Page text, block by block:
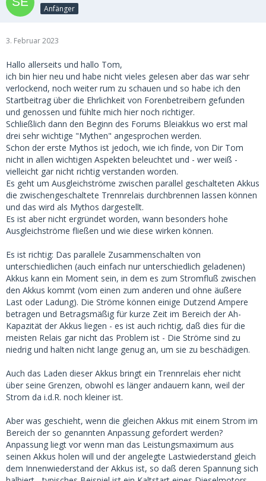
Anfänger
3. Februar 2023
Hallo allerseits und hallo Tom,
ich bin hier neu und habe nicht vieles gelesen aber das war sehr
verlockend, noch weiter rum zu schauen und so habe ich den
Startbeitrag über die Ehrlichkeit von Forenbetreibern gefunden
und genossen und fühlte mich hier noch richtiger.
Schließlich dann den Beginn des Forums Bleiakkus wo erst mal
drei sehr wichtige "Mythen" angesprochen werden.
Schon der erste Mythos ist jedoch, wie ich finde, von Dir Tom
nicht in allen wichtigen Aspekten beleuchtet und - wer weiß -
vielleicht gar nicht richtig verstanden worden.
Es geht um Ausgleichströme zwischen parallel geschalteten Akkus
die zwischengeschaltete Trennrelais durchbrennen lassen können
und das wird als Mythos dargestellt.
Es ist aber nicht ergründet worden, wann besonders hohe
Ausgleichströme fließen und wie diese wirken können.
Es ist richtig: Das parallele Zusammenschalten von
unterschiedlichen (auch einfach nur unterschiedlich geladenen)
Akkus kann ein Moment sein, in dem es zum Stromfluß zwischen
den Akkus kommt (vom einen zum anderen und ohne äußere
Last oder Ladung). Die Ströme können einige Dutzend Ampere
betragen und Betragsmäßig für kurze Zeit im Bereich der Ah-
Kapazität der Akkus liegen - es ist auch richtig, daß dies für die
meisten Relais gar nicht das Problem ist - Die Ströme sind zu
niedrig und halten nicht lange genug an, um sie zu beschädigen.
Auch das Laden dieser Akkus bringt ein Trennrelais eher nicht
über seine Grenzen, obwohl es länger andauern kann, weil der
Strom da i.d.R. noch kleiner ist.
Aber was geschieht, wenn die gleichen Akkus mit einem Strom im
Bereich der so genannten Anpassung gefordert werden?
Anpassung liegt vor wenn man das Leistungsmaximum aus
seinen Akkus holen will und der angelegte Lastwiederstand gleich
dem Innenwiederstand der Akkus ist, so daß deren Spannung sich